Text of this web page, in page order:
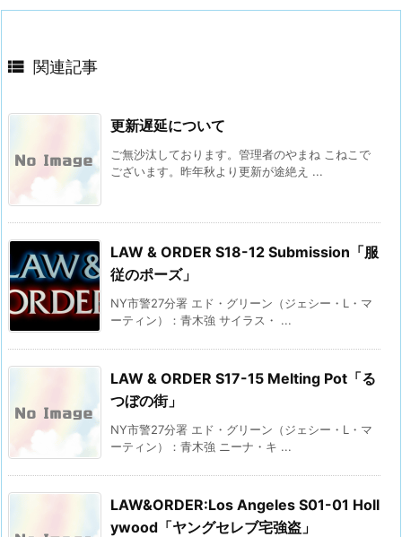
 関連記事
更新遅延について
ご無沙汰しております。管理者のやまね こねこで
ございます。昨年秋より更新が途絶え ...
LAW & ORDER S18-12 Submission「服
従のポーズ」
NY市警27分署 エド・グリーン（ジェシー・L・マ
ーティン）：青木強 サイラス・ ...
LAW & ORDER S17-15 Melting Pot「る
つぼの街」
NY市警27分署 エド・グリーン（ジェシー・L・マ
ーティン）：青木強 ニーナ・キ ...
LAW&ORDER:Los Angeles S01-01 Holl
ywood「ヤングセレブ宅強盗」